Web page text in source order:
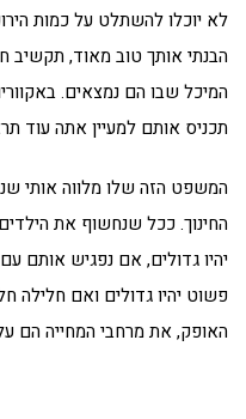
לא יוכלו להשתלט על כמות
הבנתי אותך טוב מאוד, תקשיב
המיכל שבו הם נמצאים.
תכניס אותם למעיין אתה עוד
המשפט הזה שלו מלווה אותי
החינוך. ככל שנחשוף את
יהיו גדולים, אם נפגיש אותם
פשוט יהיו גדולים ואם
האופק, את מרחבי המחייה הם